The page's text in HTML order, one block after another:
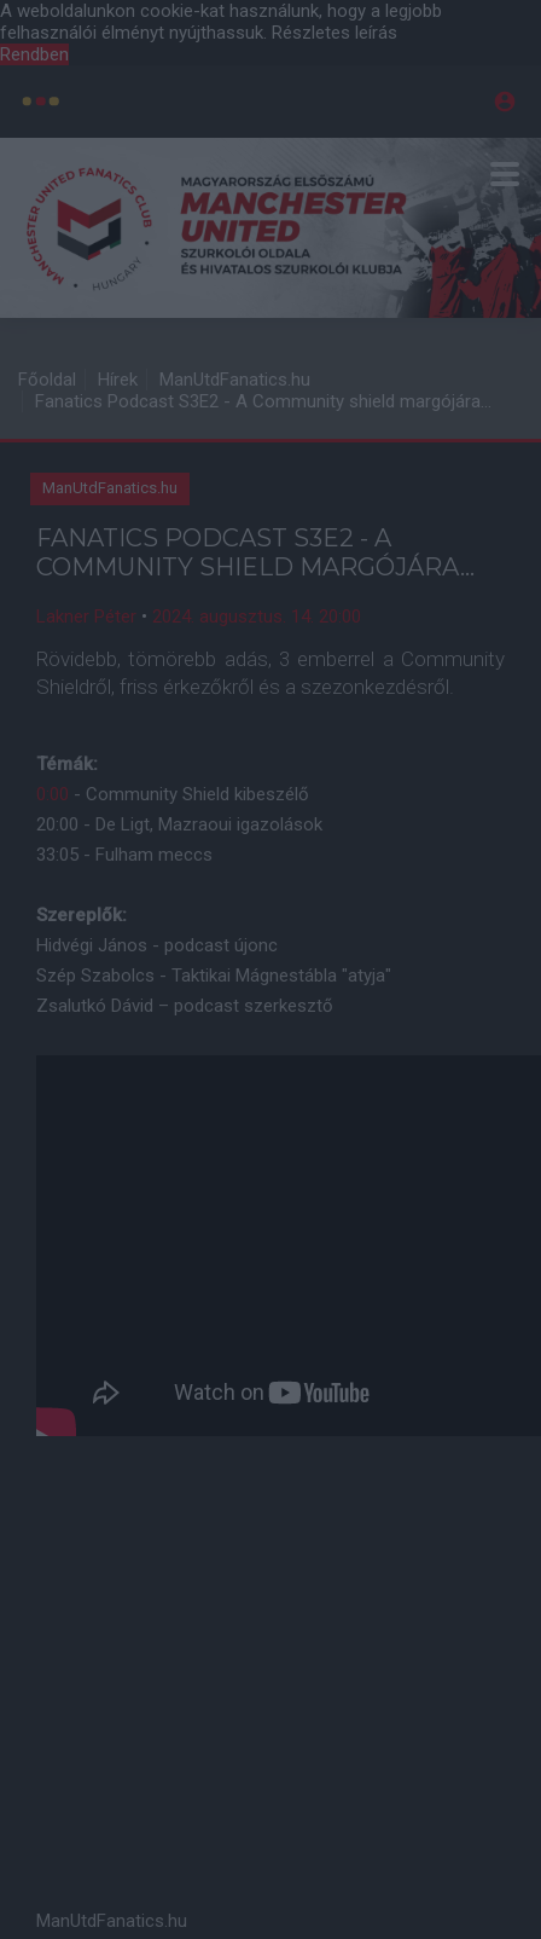
A weboldalunkon cookie-kat használunk, hogy a legjobb
felhasználói élményt nyújthassuk. Részletes leírás
Rendben
Főoldal Hírek
ManUtdFanatics.hu
Fanatics Podcast S3E2 - A Community shield margójára…
ManUtdFanatics.hu
FANATICS PODCAST S3E2 - A
COMMUNITY SHIELD MARGÓJÁRA…
Lakner Péter • 2024. augusztus. 14. 20:00
Rövidebb, tömörebb adás, 3 emberrel a Community
Shieldről, friss érkezőkről és a szezonkezdésről.
Témák:
0:00 - Community Shield kibeszélő
20:00 - De Ligt, Mazraoui igazolások
33:05 - Fulham meccs
Szereplők:
Hidvégi János - podcast újonc
Szép Szabolcs - Taktikai Mágnestábla "atyja"
Zsalutkó Dávid – podcast szerkesztő
ManUtdFanatics.hu